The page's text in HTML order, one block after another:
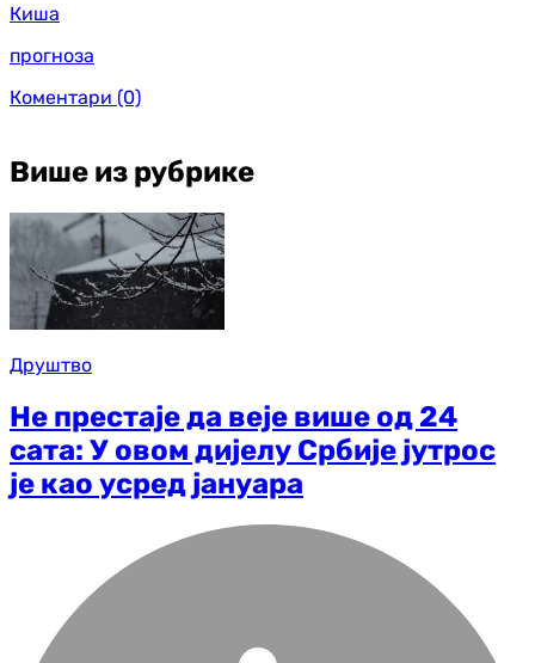
Киша
прогноза
Коментари (0)
Више из рубрике
Друштво
Не престаје да веје више од 24
сата: У овом дијелу Србије јутрос
је као усред јануара